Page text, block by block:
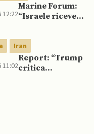
12:22
Marine Forum:
“Israele riceve
Drakon dopo 14
anni”
Iran
11:02
Report: “Trump
critica